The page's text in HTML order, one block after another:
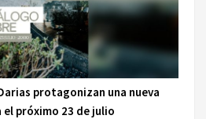
protagonizan una nueva
el próximo 23 de julio